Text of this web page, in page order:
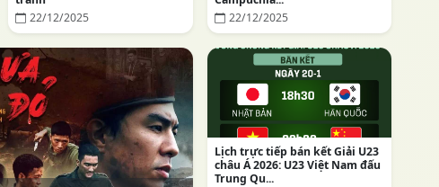
22/12/2025
22/12/2025
Lịch trực tiếp bán kết Giải U23
châu Á 2026: U23 Việt Nam đấu
Trung Qu...